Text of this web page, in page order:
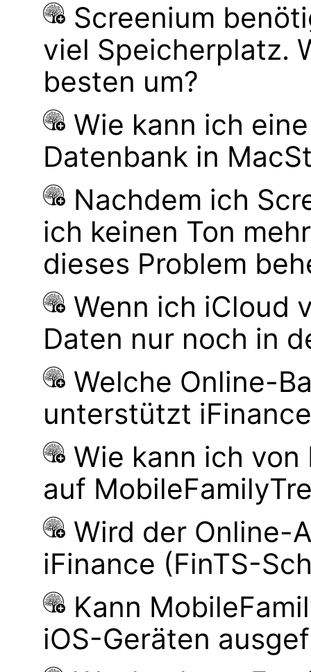
Screenium
viel Speicherplatz.
besten um?
Wie kann ich
Datenbank in
Nachdem ich
ich keinen Ton
dieses Problem
Wenn ich iCloud
Daten nur noch in
Welche Online-
unterstützt
Wie kann ich
auf
Wird der Online-
iFinance (FinTS-
Kann
iOS-Geräten